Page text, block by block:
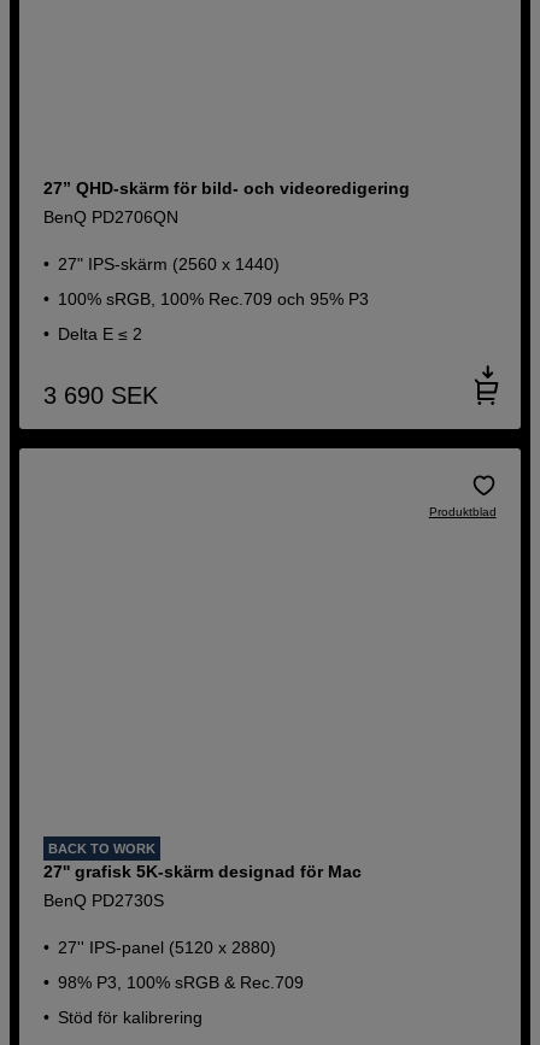
27” QHD-skärm för bild- och videoredigering
BenQ PD2706QN
27" IPS-skärm (2560 x 1440)
100% sRGB, 100% Rec.709 och 95% P3
Delta E ≤ 2
3 690 SEK
Produktblad
BACK TO WORK
27'' grafisk 5K-skärm designad för Mac
BenQ PD2730S
27'' IPS-panel (5120 x 2880)
98% P3, 100% sRGB & Rec.709
Stöd för kalibrering